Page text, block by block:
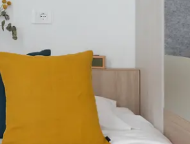
Yugomit VCARB sorgt für
Momente für die